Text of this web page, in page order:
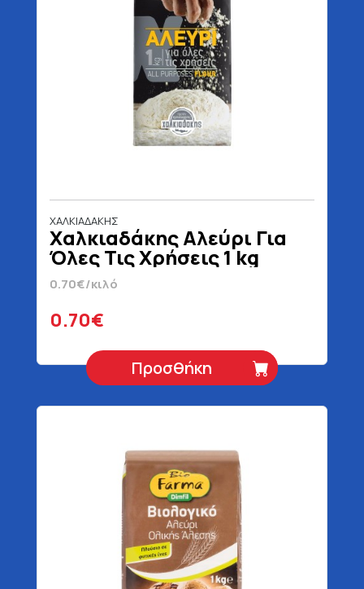
ΧΑΛΚΙΑΔΑΚΗΣ
Χαλκιαδάκης Αλεύρι Για
Όλες Τις Χρήσεις 1 kg
0.70€/κιλό
0.70€
Προσθήκη